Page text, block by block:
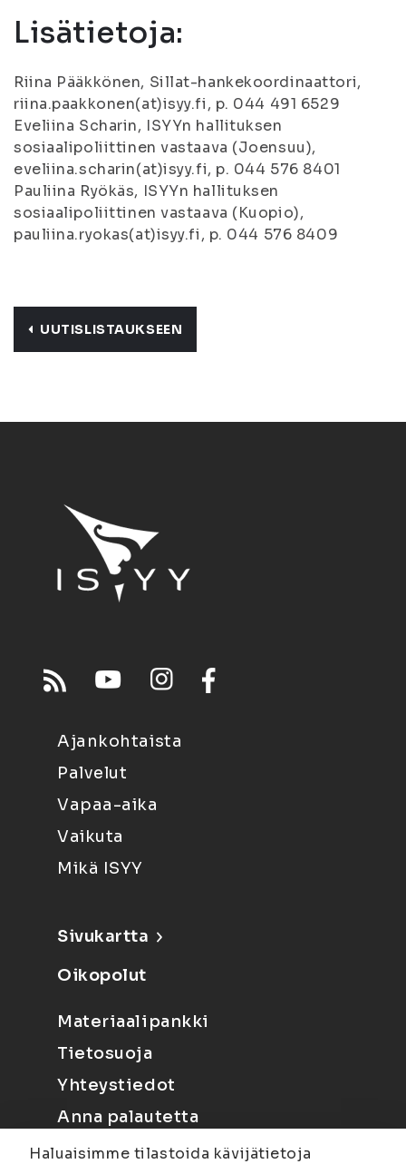
Lisätietoja:
Riina Pääkkönen, Sillat-hankekoordinaattori,
riina.paakkonen(at)isyy.fi, p. 044 491 6529
Eveliina Scharin, ISYYn hallituksen
sosiaalipoliittinen vastaava (Joensuu),
eveliina.scharin(at)isyy.fi, p. 044 576 8401
Pauliina Ryökäs, ISYYn hallituksen
sosiaalipoliittinen vastaava (Kuopio),
pauliina.ryokas(at)isyy.fi, p. 044 576 8409
UUTISLISTAUKSEEN
Ajankohtaista
Palvelut
Vapaa-aika
Vaikuta
Mikä ISYY
Sivukartta
Oikopolut
Materiaalipankki
Tietosuoja
Yhteystiedot
Anna palautetta
Haluaisimme tilastoida kävijätietoja